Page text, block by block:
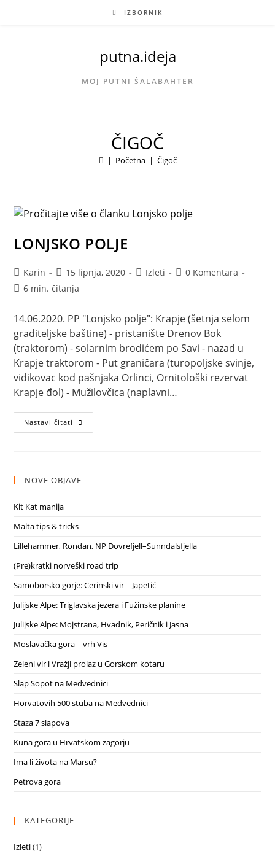
IZBORNIK
putna.ideja
MOJ PUTNI ŠALABAHTER
ČIGOČ
| Početna | Čigoč
LONJSKO POLJE
Autor
objave:
Karin
Objava
objavljena:
15 lipnja, 2020
Kategorija
Izleti
Komentari
0 Komentara
Vrijeme
6 min. čitanja
14.06.2020. PP "Lonjsko polje": Krapje (šetnja selom
graditeljske baštine) - pristanište Drenov Bok
(traktorom) - solarnim brodićem po Savi - nazad u
Krapje traktorom - Put graničara (turopoljske svinje,
vidikovac kod pašnjaka Orlinci, Ornitološki rezervat
Krapje đol) - Mužilovčica (naplavni…
Nastavi čitati Lonjsko
polje
NOVE OBJAVE
Kit Kat manija
Malta tips & tricks
Lillehammer, Rondan, NP Dovrefjell–Sunndalsfjella
(Pre)kratki norveški road trip
Samoborsko gorje: Cerinski vir – Japetić
Julijske Alpe: Triglavska jezera i Fužinske planine
Julijske Alpe: Mojstrana, Hvadnik, Peričnik i Jasna
Moslavačka gora – vrh Vis
Zeleni vir i Vražji prolaz u Gorskom kotaru
Slap Sopot na Medvednici
Horvatovih 500 stuba na Medvednici
Staza 7 slapova
Kuna gora u Hrvatskom zagorju
Ima li života na Marsu?
Petrova gora
KATEGORIJE
Izleti(1)